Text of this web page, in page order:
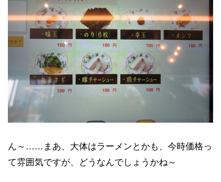
ん～……まあ、大体はラーメンとかも、今時価格っ
て雰囲気ですが、どうなんでしょうかね～